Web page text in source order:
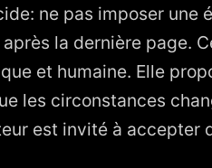
ne pas imposer une
la dernière page.
et humaine. Elle
les circonstances
est invité à accepter